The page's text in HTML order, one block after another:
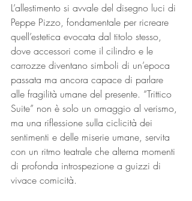
L’allestimento si avvale del disegno luci di
Peppe Pizzo, fondamentale per ricreare
quell’estetica evocata dal titolo stesso,
dove accessori come il cilindro e le
carrozze diventano simboli di un’epoca
passata ma ancora capace di parlare
alle fragilità umane del presente. “Trittico
Suite” non è solo un omaggio al verismo,
ma una riflessione sulla ciclicità dei
sentimenti e delle miserie umane, servita
con un ritmo teatrale che alterna momenti
di profonda introspezione a guizzi di
vivace comicità.